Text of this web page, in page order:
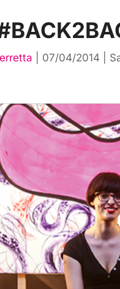
07/04/2014